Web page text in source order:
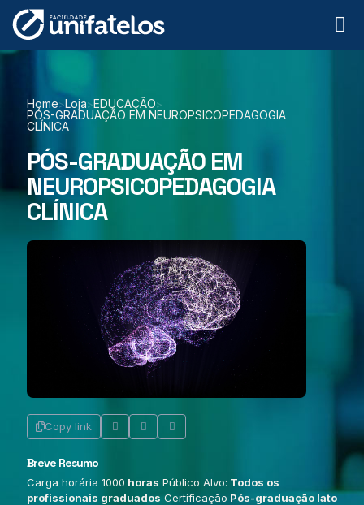
Home>Loja>EDUCAÇÃO>
PÓS-GRADUAÇÃO EM NEUROPSICOPEDAGOGIA
CLÍNICA
PÓS-GRADUAÇÃO EM
NEUROPSICOPEDAGOGIA
CLÍNICA
Copy link
Breve Resumo
Carga horária 1000 horas Público Alvo: Todos os
profissionais graduados Certificação Pós-graduação lato